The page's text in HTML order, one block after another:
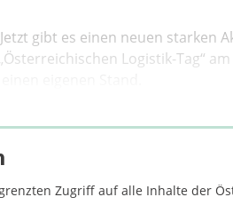
gibt es einen neuen starken
Logistik-Tag“
Zugriff auf alle Inhalte der